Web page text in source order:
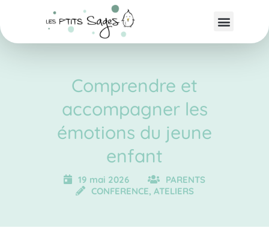
Comprendre et
accompagner les
émotions du jeune
enfant
19 mai 2026
PARENTS
CONFERENCE, ATELIERS